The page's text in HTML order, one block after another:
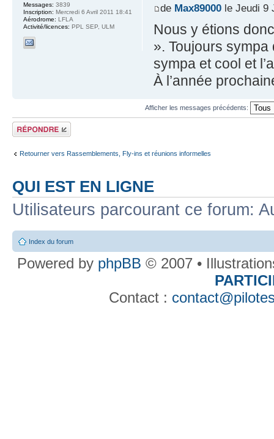
de Max89000le Jeudi 9
Nous y étions
». Toujours
sympa et cool et
À l’année
Messages: 3839
Inscription: Mercredi 6 Avril 2011 18:41
Aérodrome: LFLA
Activité/licences: PPL SEP, ULM
Afficher les messages précédents:
Répondre
Retourner vers Rassemblements, Fly-ins et réunions informelles
QUI EST EN LIGNE
Utilisateurs parcourant ce forum:
Index du forum
Powered by phpBB © 2007 •
Contact :